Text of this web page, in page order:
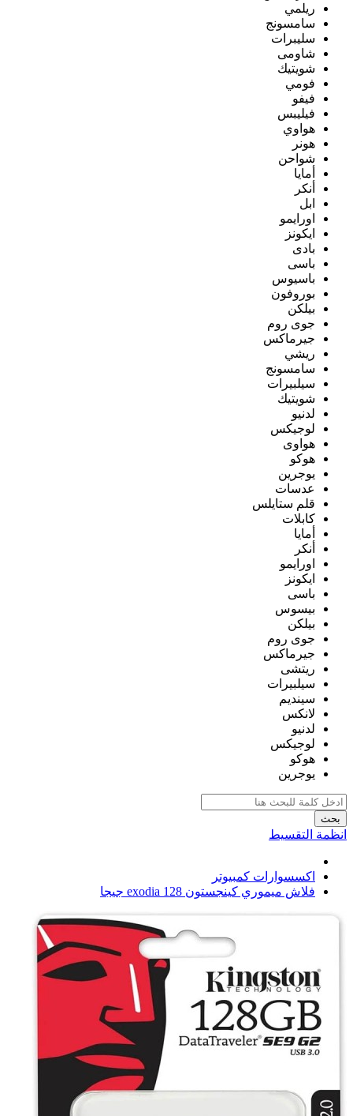
ريلمي
سامسونج
سليبرات
شاومى
شويتيك
فومي
فيفو
فيليبس
هواوي
هونر
شواحن
أمايا
أنكر
ابل
اورايمو
ايكونز
بادى
باسى
باسيوس
بوروفون
بيلكن
جوى روم
جيرماكس
ريشي
سامسونج
سيلبيرات
شويتيك
لدنيو
لوجيكس
هواوى
هوكو
يوجرين
عدسات
قلم ستايلس
كابلات
أمايا
أنكر
اورايمو
ايكونز
باسى
بيسوس
بيلكن
جوى روم
جيرماكس
ريتشى
سيلبيرات
سينديم
لانكس
لدنيو
لوجيكس
هوكو
يوجرين
بحث
انظمة التقسيط
اكسسوارات كمبيوتر
فلاش ميموري كينجستون exodia 128 جيجا